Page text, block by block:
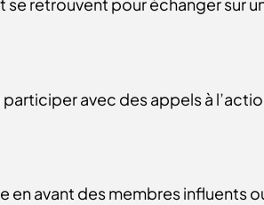
retrouvent pour échanger sur
avec des appels à
en avant des membres influents